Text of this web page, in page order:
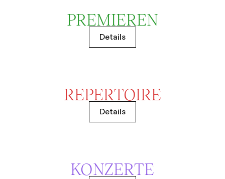
PREMIEREN
Details
REPERTOIRE
Details
KONZERTE